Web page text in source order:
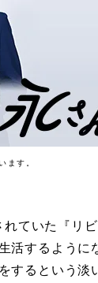
ます。
ていた『リ
活するように
するという淡